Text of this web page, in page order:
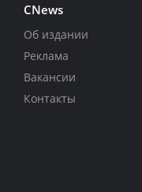
CNews
Об издании
Реклама
Вакансии
Контакты